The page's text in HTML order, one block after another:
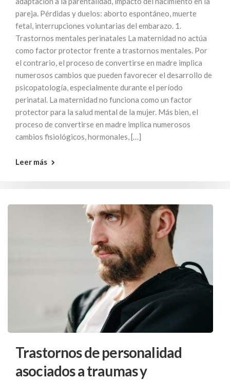
pareja. Pérdidas y duelos: aborto espontáneo, muerte
fetal, interrupciones voluntarias del embarazo. 1.
Trastornos mentales perinatales La maternidad no actúa
como factor protector frente a trastornos mentales. Por
el contrario, el proceso de convertirse en madre implica
numerosos cambios que pueden favorecer el desarrollo de
psicopatología, especialmente durante el período
perinatal. La maternidad no funciona como un factor
protector para la salud mental de la mujer. Más bien, el
proceso de convertirse en madre implica numerosos
cambios fisiológicos, hormonales, […]
Leer más
Trastornos de personalidad
asociados a traumas y